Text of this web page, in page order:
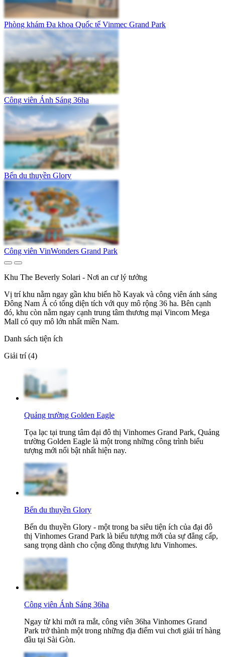
Phòng khám Đa khoa Quốc tế Vinmec Grand Park
Công viên Ánh Sáng 36ha
Bến du thuyền Glory
Công viên VinWonders Grand Park
Khu The Beverly Solari - Nơi an cư lý tưởng
Vị trí khu nằm ngay gần khu biển hồ Kayak và công viên ánh sáng
Đông Nam Á có tổng diện tích với quy mô rộng 36 ha. Bên cạnh
đó, khu còn nằm ngay cạnh trung tâm thương mại Vincom Mega
Mall có quy mô lớn nhất miền Nam.
Danh sách tiện ích
Giải trí (4)
Quảng trường Golden Eagle
Tọa lạc tại trung tâm đại đô thị Vinhomes Grand Park, Quảng
trường Golden Eagle là một trong những công trình biểu
tượng mới nổi bật nhất hiện nay.
Bến du thuyền Glory
Bến du thuyền Glory - một trong ba siêu tiện ích của đại đô
thị Vinhomes Grand Park là biểu tượng mới của sự đẳng cấp,
sang trọng dành cho cộng đồng thượng lưu Vinhomes.
Công viên Ánh Sáng 36ha
Ngay từ khi mới ra mắt, công viên 36ha Vinhomes Grand
Park trở thành một trong những địa điểm vui chơi giải trí hàng
đầu tại Sài Gòn.